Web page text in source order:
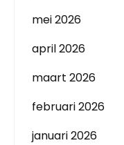
mei 2026
april 2026
maart 2026
februari 2026
januari 2026